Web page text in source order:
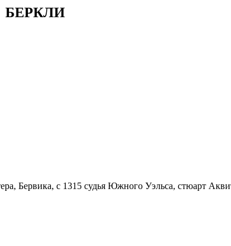
БЕРКЛИ
Бервика, с 1315 судья Южного Уэльса, стюарт